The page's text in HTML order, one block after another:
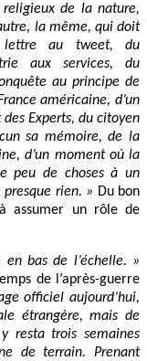
de la nature,
la même, qui doit
lettre au tweet, du
aux services, du
au principe de
américaine, d’un
Experts, du citoyen
sa mémoire, de la
d’un moment où la
peu de choses à un
rien. » Du bon
assumer un rôle de
bas de l’échelle. »
de l’après-guerre
officiel aujourd’hui,
étrangère, mais de
resta trois semaines
de terrain. Prenant